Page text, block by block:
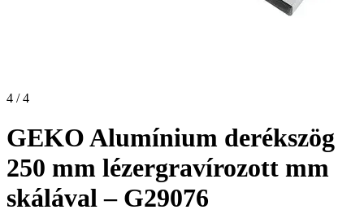
4 / 4
GEKO Alumínium derékszög
250 mm lézergravírozott mm
skálával – G29076